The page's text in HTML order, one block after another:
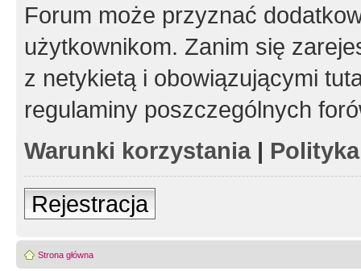
Forum może przyznać
użytkownikom. Zanim się
z netykietą i obowiązującymi
regulaminy poszczególnych
Warunki korzystania|
Rejestracja
Strona główna